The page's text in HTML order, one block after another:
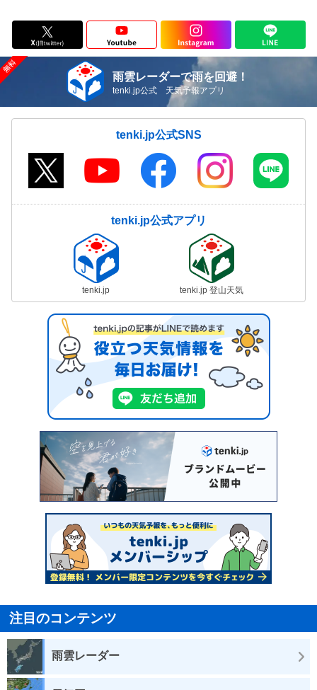
雨雲レーダーで雨を回避！
tenki.jp公式 天気予報アプリ
tenki.jp公式SNS
tenki.jp公式アプリ
tenki.jp tenki.jp 登山天気
注目のコンテンツ
雨雲レーダー